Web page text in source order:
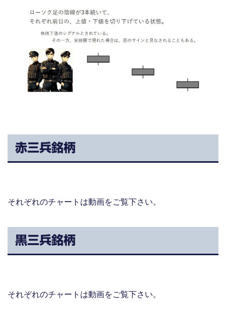
赤三兵銘柄
それぞれのチャートは動画をご覧下さい。
黒三兵銘柄
それぞれのチャートは動画をご覧下さい。